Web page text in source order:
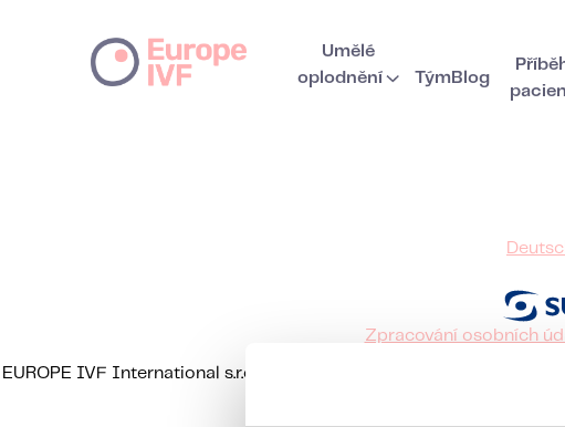
Umělé
oplodnění
TýmBlog
Zpracování osobních
EUROPE IVF International s.r.o., IČO: 08508674, se sídlem